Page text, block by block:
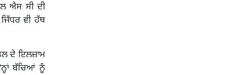
ਐਸ ਸੀ ਦੀ
ਵੀ ਹੱਥ
ਦੇ ਇਲਜ਼ਾਮ
ਬੱਚਿਆਂ ਨੂੰ